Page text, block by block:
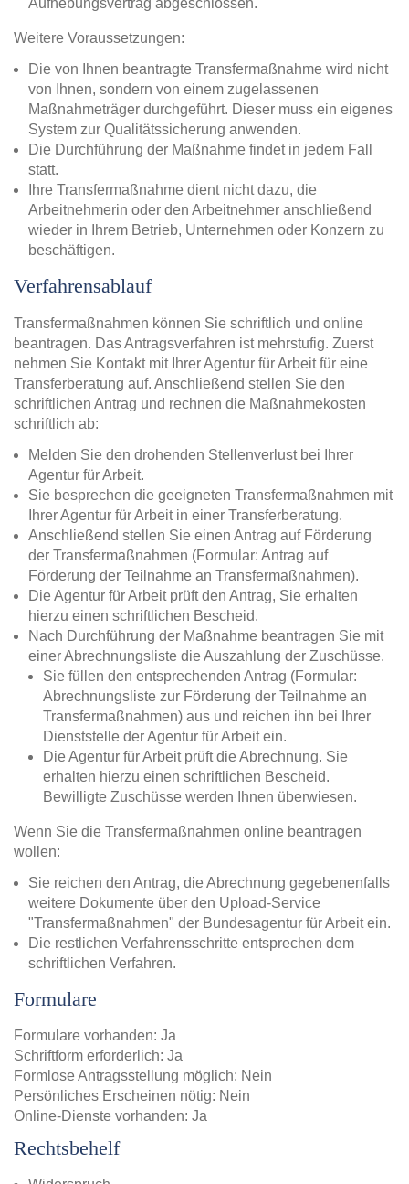
Aufhebungsvertrag abgeschlossen.
Weitere Voraussetzungen:
Die von Ihnen beantragte Transfermaßnahme wird nicht
von Ihnen, sondern von einem zugelassenen
Maßnahmeträger durchgeführt. Dieser muss ein eigenes
System zur Qualitätssicherung anwenden.
Die Durchführung der Maßnahme findet in jedem Fall
statt.
Ihre Transfermaßnahme dient nicht dazu, die
Arbeitnehmerin oder den Arbeitnehmer anschließend
wieder in Ihrem Betrieb, Unternehmen oder Konzern zu
beschäftigen.
Verfahrensablauf
Transfermaßnahmen können Sie schriftlich und online
beantragen. Das Antragsverfahren ist mehrstufig. Zuerst
nehmen Sie Kontakt mit Ihrer Agentur für Arbeit für eine
Transferberatung auf. Anschließend stellen Sie den
schriftlichen Antrag und rechnen die Maßnahmekosten
schriftlich ab:
Melden Sie den drohenden Stellenverlust bei Ihrer
Agentur für Arbeit.
Sie besprechen die geeigneten Transfermaßnahmen mit
Ihrer Agentur für Arbeit in einer Transferberatung.
Anschließend stellen Sie einen Antrag auf Förderung
der Transfermaßnahmen (Formular: Antrag auf
Förderung der Teilnahme an Transfermaßnahmen).
Die Agentur für Arbeit prüft den Antrag, Sie erhalten
hierzu einen schriftlichen Bescheid.
Nach Durchführung der Maßnahme beantragen Sie mit
einer Abrechnungsliste die Auszahlung der Zuschüsse.
Sie füllen den entsprechenden Antrag (Formular:
Abrechnungsliste zur Förderung der Teilnahme an
Transfermaßnahmen) aus und reichen ihn bei Ihrer
Dienststelle der Agentur für Arbeit ein.
Die Agentur für Arbeit prüft die Abrechnung. Sie
erhalten hierzu einen schriftlichen Bescheid.
Bewilligte Zuschüsse werden Ihnen überwiesen.
Wenn Sie die Transfermaßnahmen online beantragen
wollen:
Sie reichen den Antrag, die Abrechnung gegebenenfalls
weitere Dokumente über den Upload-Service
"Transfermaßnahmen" der Bundesagentur für Arbeit ein.
Die restlichen Verfahrensschritte entsprechen dem
schriftlichen Verfahren.
Formulare
Formulare vorhanden: Ja
Schriftform erforderlich: Ja
Formlose Antragsstellung möglich: Nein
Persönliches Erscheinen nötig: Nein
Online-Dienste vorhanden: Ja
Rechtsbehelf